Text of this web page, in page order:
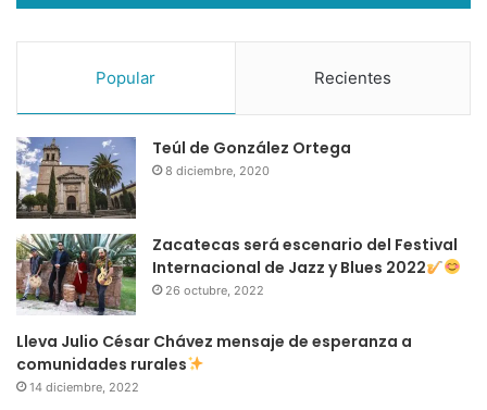
Cultura Festival FOCINE
Fresnillo zacatecas
Popular Recientes
Teúl de González Ortega
8 diciembre, 2020
Zacatecas será escenario del Festival
Internacional de Jazz y Blues 2022
26 octubre, 2022
Lleva Julio César Chávez mensaje de esperanza a
comunidades rurales
14 diciembre, 2022